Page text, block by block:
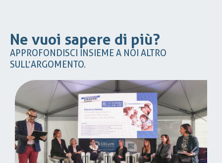
Ne vuoi sapere di più?
APPROFONDISCI INSIEME A NOI ALTRO
SULL’ARGOMENTO.